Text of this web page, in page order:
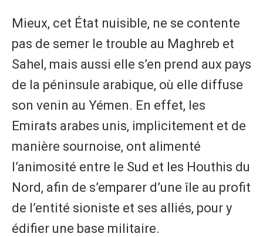
Mieux, cet État nuisible, ne se contente
pas de semer le trouble au Maghreb et
Sahel, mais aussi elle s’en prend aux pays
de la péninsule arabique, où elle diffuse
son venin au Yémen. En effet, les
Emirats arabes unis, implicitement et de
manière sournoise, ont alimenté
l’animosité entre le Sud et les Houthis du
Nord, afin de s’emparer d’une île au profit
de l’entité sioniste et ses alliés, pour y
édifier une base militaire.